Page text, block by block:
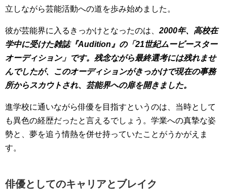
立しながら芸能活動への道を歩み始めました。
彼が芸能界に入るきっかけとなったのは、 2000年、高校在
学中に受けた雑誌『Audition』の「21世紀ムービースター
オーディション」です。残念ながら最終選考には残れませ
んでしたが、このオーディションがきっかけで現在の事務
所からスカウトされ、芸能界への扉を開きました。
進学校に通いながら俳優を目指すというのは、当時として
も異色の経歴だったと言えるでしょう。学業への真摯な姿
勢と、夢を追う情熱を併せ持っていたことがうかがえま
す。
俳優としてのキャリアとブレイク